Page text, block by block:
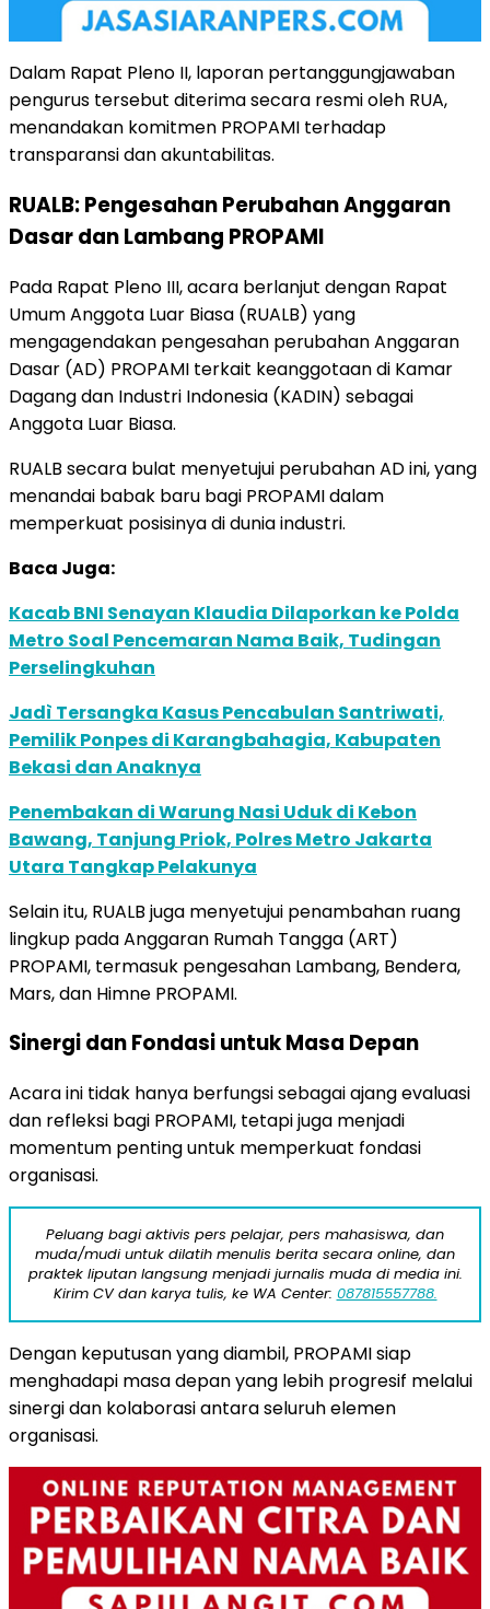
Dalam Rapat Pleno II, laporan pertanggungjawaban
pengurus tersebut diterima secara resmi oleh RUA,
menandakan komitmen PROPAMI terhadap
transparansi dan akuntabilitas.
RUALB: Pengesahan Perubahan Anggaran
Dasar dan Lambang PROPAMI
Pada Rapat Pleno III, acara berlanjut dengan Rapat
Umum Anggota Luar Biasa (RUALB) yang
mengagendakan pengesahan perubahan Anggaran
Dasar (AD) PROPAMI terkait keanggotaan di Kamar
Dagang dan Industri Indonesia (KADIN) sebagai
Anggota Luar Biasa.
RUALB secara bulat menyetujui perubahan AD ini, yang
menandai babak baru bagi PROPAMI dalam
memperkuat posisinya di dunia industri.
Baca Juga:
Kacab BNI Senayan Klaudia Dilaporkan ke Polda
Metro Soal Pencemaran Nama Baik, Tudingan
Perselingkuhan
Jadì Tersangka Kasus Pencabulan Santriwati,
Pemilik Ponpes di Karangbahagia, Kabupaten
Bekasi dan Anaknya
Penembakan di Warung Nasi Uduk di Kebon
Bawang, Tanjung Priok, Polres Metro Jakarta
Utara Tangkap Pelakunya
Selain itu, RUALB juga menyetujui penambahan ruang
lingkup pada Anggaran Rumah Tangga (ART)
PROPAMI, termasuk pengesahan Lambang, Bendera,
Mars, dan Himne PROPAMI.
Sinergi dan Fondasi untuk Masa Depan
Acara ini tidak hanya berfungsi sebagai ajang evaluasi
dan refleksi bagi PROPAMI, tetapi juga menjadi
momentum penting untuk memperkuat fondasi
organisasi.
Peluang bagi aktivis pers pelajar, pers mahasiswa, dan
muda/mudi untuk dilatih menulis berita secara online, dan
praktek liputan langsung menjadi jurnalis muda di media ini.
Kirim CV dan karya tulis, ke WA Center: 087815557788.
Dengan keputusan yang diambil, PROPAMI siap
menghadapi masa depan yang lebih progresif melalui
sinergi dan kolaborasi antara seluruh elemen
organisasi.